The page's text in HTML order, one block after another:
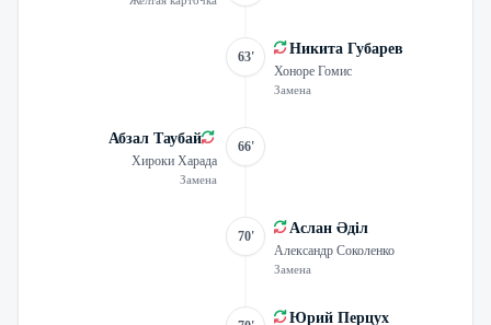
63' Никита Губарев
Хоноре Гомис
Замена
Абзал Таубай
Хироки Харада
Замена
66'
70' Аслан Әділ
Александр Соколенко
Замена
Юрий Перцух